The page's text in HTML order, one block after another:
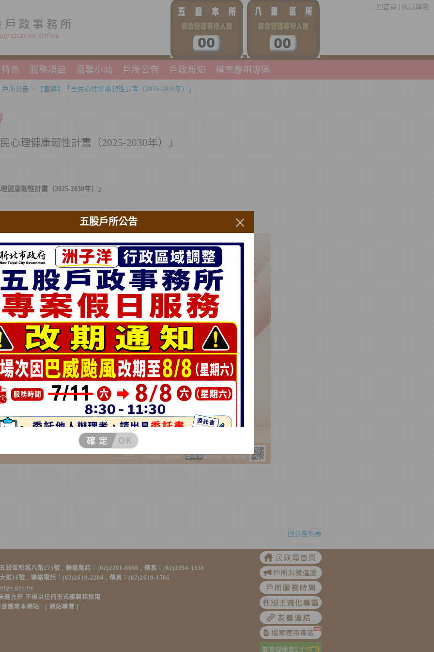
::: 回首頁 網站導覽
色 服務項目 溫馨小站 戶所公告 戶政新知 檔案應用專區
戶所公告 > 【宣導】「全民心理健康韌性計畫（2025-2030年）」
心理健康韌性計畫（2025-2030年）」
健康韌性計畫（2025-2030年）」
回公告列表
股區新城八路275號 , 聯絡電話：(02)2291-6698 , 傳真：(02)2294-1356
道16號 , 聯絡電話：(02)2610-2204 , 傳真：(02)2610-1586
經允許 不得以任何形式複製和採用
度觀看本網站 [ 網站導覽 ]
五股戶所公告